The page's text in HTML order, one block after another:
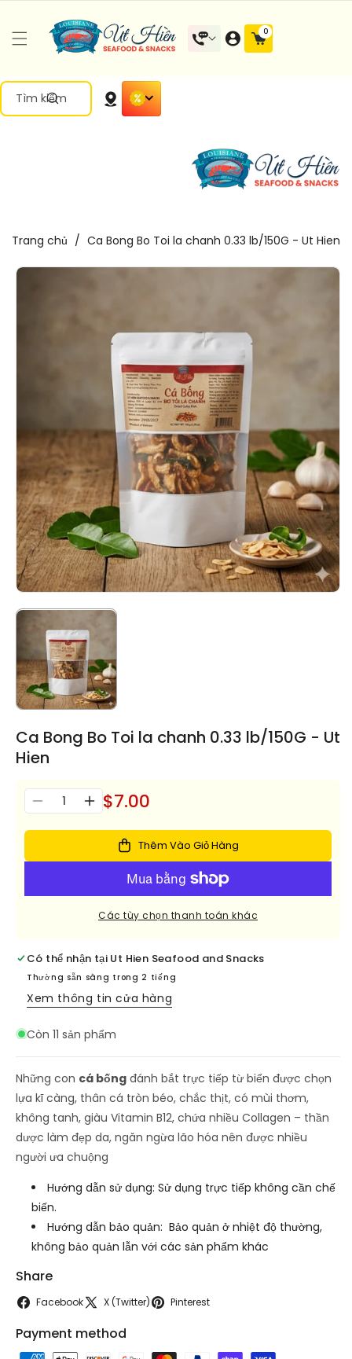
Dung
Tìm kiếm
0
0 mặt
hàng
Trang chủ / Ca Bong Bo Toi la chanh 0.33 lb/150G - Ut Hien
Chuyển
Đến Thông
Ca Bong Bo Toi la chanh 0.33 lb/150G - Ut
Hien
Giảm
chanh
0.33
-
Hien
Số
Tăng
lượng
Toi
chanh
0.33
-
Hien
$7.00
Thêm Vào Giỏ Hàng
Các tùy chọn thanh toán khác
Có thể nhận tại Ut Hien Seafood and Snacks
Thường sẵn sàng trong 2 tiếng
Xem thông tin cửa hàng
Còn 11 sản phẩm
Những con cá bống đánh bắt trực tiếp từ biển được chọn
lựa kĩ càng, thân cá tròn béo, chắc thịt, có mùi thơm,
không tanh, giàu Vitamin B12, chứa nhiều Collagen – thần
dược làm đẹp da, ngăn ngừa lão hóa nên được nhiều
người ưa chuộng
Hướng dẫn sử dụng: Sử dụng trực tiếp không cần chế
biến.
Hướng dẫn bảo quản: Bảo quản ở nhiệt độ thường,
không bảo quản lẫn với các sản phẩm khác
Share
Facebook X (Twitter) Pinterest
Payment method